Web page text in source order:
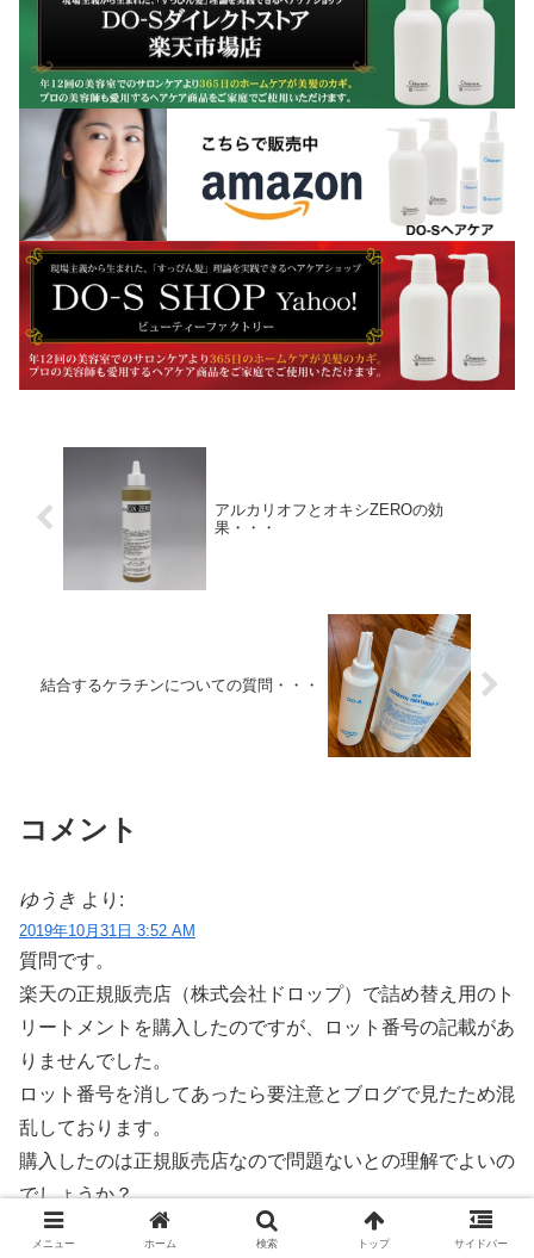
アルカリオフとオキシZEROの効
果・・・
結合するケラチンについての質問・・・
コメント
ゆうき より:
2019年10月31日 3:52 AM
質問です。
楽天の正規販売店（株式会社ドロップ）で詰め替え用のト
リートメントを購入したのですが、ロット番号の記載があ
りませんでした。
ロット番号を消してあったら要注意とブログで見たため混
乱しております。
購入したのは正規販売店なので問題ないとの理解でよいの
でしょうか？
メニュー ホーム 検索 トップ サイドバー